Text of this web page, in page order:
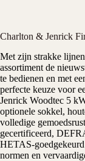
Charlton & Jenrick
Met zijn strakke
assortiment de
te bedienen en met
perfecte keuze voor
Jenrick Woodtec 5
optionele sokkel,
volledige
gecertificeerd,
HETAS-
normen en